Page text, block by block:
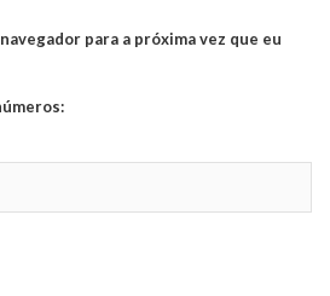
para a próxima vez que eu